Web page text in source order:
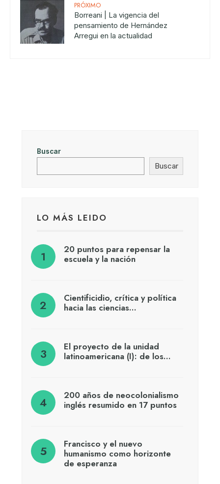
PRÓXIMO
Borreani | La vigencia del
pensamiento de Hernández
Arregui en la actualidad
Buscar
Buscar
LO MÁS LEIDO
20 puntos para repensar la
escuela y la nación
Cientificidio, crítica y política
hacia las ciencias…
El proyecto de la unidad
latinoamericana (I): de los…
200 años de neocolonialismo
inglés resumido en 17 puntos
Francisco y el nuevo
humanismo como horizonte
de esperanza